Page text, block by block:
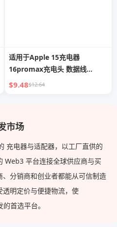
适用于Apple 15充电器
16promax充电头 数据线
iPhone 14快充头 30W手机
$9.48$12.64
市场
充电器与适配器，以工厂直供的
Web3 平台连接全球供应商与买
分销商和创业者都能从可信制造
明定价与便捷物流，使
首选平台。